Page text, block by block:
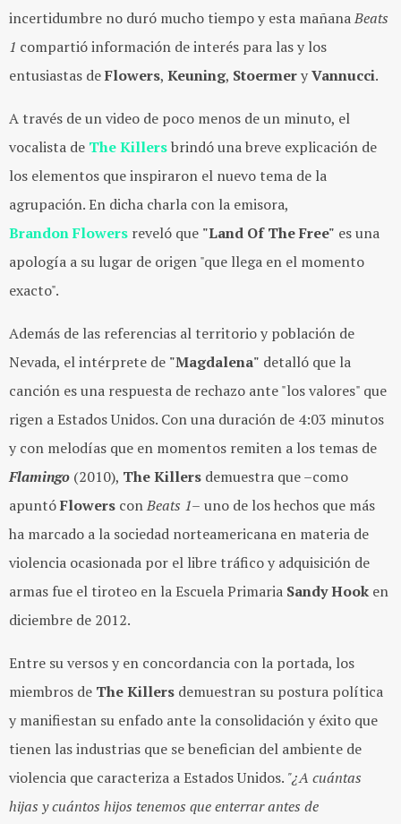
incertidumbre no duró mucho tiempo y esta mañanaBeats
1 compartió información de interés para las y los
entusiastas deFlowers, Keuning, StoermeryVannucci.
A través de un video de poco menos de un minuto, el
vocalista de The Killersbrindó una breve explicación de
los elementos que inspiraron el nuevo tema de la
agrupación. En dicha charla con la emisora,
Brandon Flowers reveló que "Land Of The Free" es una
apología a su lugar de origen "que llega en el momento
exacto".
Además de las referencias al territorio y población de
Nevada, el intérprete de "Magdalena" detalló que la
canción es una respuesta de rechazo ante "los valores" que
rigen a Estados Unidos. Con una duración de 4:03 minutos
y con melodías que en momentos remiten a los temas de
Flamingo (2010), The Killers demuestra que –como
apuntóFlowers conBeats 1– uno de los hechos que más
ha marcado a la sociedad norteamericana en materia de
violencia ocasionada por el libre tráfico y adquisición de
armas fue el tiroteo en la Escuela Primaria Sandy Hook en
diciembre de 2012.
Entre su versos y en concordancia con la portada, los
miembros de The Killers demuestran su postura política
y manifiestan su enfado ante la consolidación y éxito que
tienen las industrias que se benefician del ambiente de
violencia que caracteriza a Estados Unidos. "¿A cuántas
hijas y cuántos hijos tenemos que enterrar antes de